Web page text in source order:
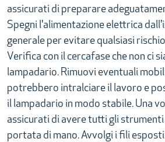
assicurati di preparare
Spegni l'alimentazione elettrica
generale per evitare qualsiasi
Verifica con il cercafase che non ci
lampadario. Rimuovi eventuali
potrebbero intralciare il lavoro e
il lampadario in modo stabile. Una
assicurati di avere tutti gli strumenti
portata di mano. Avvolgi i fili